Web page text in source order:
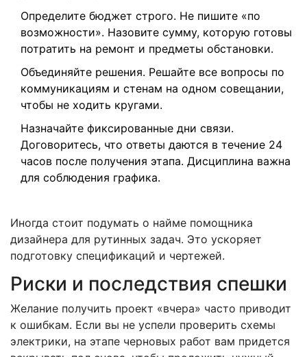
Определите бюджет строго. Не пишите «по
возможности». Назовите сумму, которую готовы
потратить на ремонт и предметы обстановки.
Объединяйте решения. Решайте все вопросы по
коммуникациям и стенам на одном совещании,
чтобы не ходить кругами.
Назначайте фиксированные дни связи.
Договоритесь, что ответы даются в течение 24
часов после получения этапа. Дисциплина важна
для соблюдения графика.
Иногда стоит подумать о найме помощника
дизайнера для рутинных задач. Это ускоряет
подготовку спецификаций и чертежей.
Риски и последствия спешки
Желание получить проект «вчера» часто приводит
к ошибкам. Если вы не успели проверить схемы
электрики, на этапе черновых работ вам придется